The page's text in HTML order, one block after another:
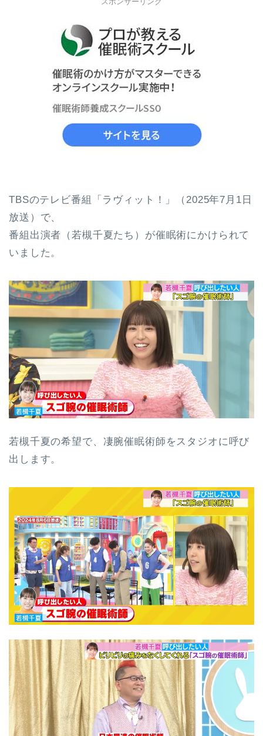
スポンサーリンク
TBSのテレビ番組「ラヴィット！」（2025年7月1日
放送）で、
番組出演者（若槻千夏たち）が催眠術にかけられて
いました。
若槻千夏の希望で、凄腕催眠術師をスタジオに呼び
出します。